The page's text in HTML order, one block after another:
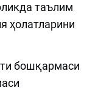
таълим
ҳолатларини
бошқармаси